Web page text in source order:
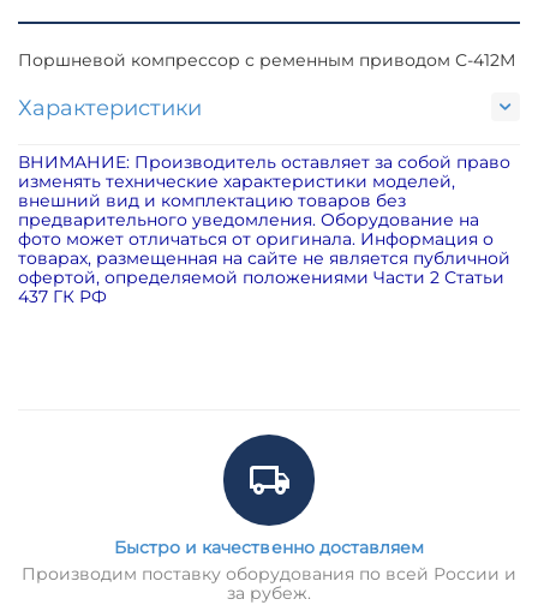
Поршневой компрессор с ременным приводом С-412М
Характеристики
ВНИМАНИЕ: Производитель оставляет за собой право
изменять технические характеристики моделей,
внешний вид и комплектацию товаров без
предварительного уведомления. Оборудование на
фото может отличаться от оригинала. Информация о
товарах, размещенная на сайте не является публичной
офертой, определяемой положениями Части 2 Статьи
437 ГК РФ
Быстро и качественно доставляем
Производим поставку оборудования по всей России и
за рубеж.